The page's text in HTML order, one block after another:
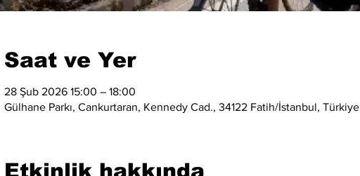
Saat ve Yer
28 Şub 2026 15:00 – 18:00
Gülhane Parkı, Cankurtaran, Kennedy Cad., 34122 Fatih/İstanbul, Türkiye
Etkinlik hakkında